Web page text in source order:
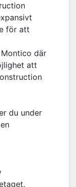
för att
där
att
du under